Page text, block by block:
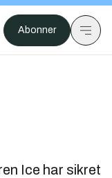
Abonner
Ice har sikret